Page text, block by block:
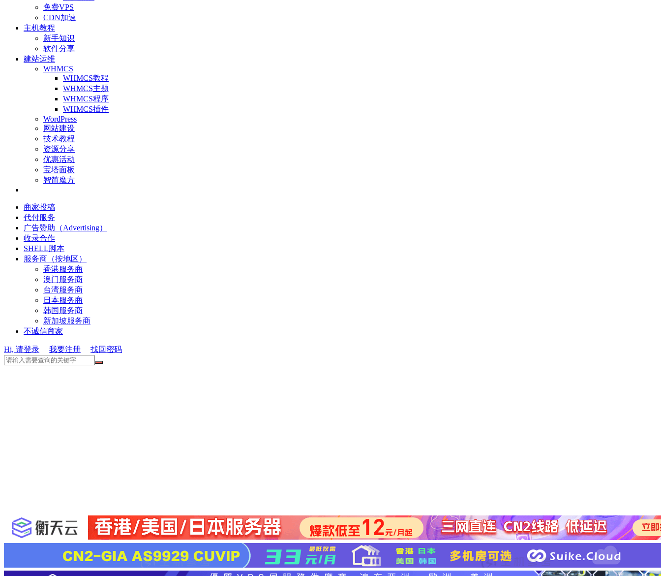
免费VPS
CDN加速
主机教程
新手知识
软件分享
建站运维
WHMCS
WHMCS教程
WHMCS主题
WHMCS程序
WHMCS插件
WordPress
网站建设
技术教程
资源分享
优惠活动
宝塔面板
智简魔方
商家投稿
代付服务
广告赞助（Advertising）
收录合作
SHELL脚本
服务商（按地区）
香港服务商
澳门服务商
台湾服务商
日本服务商
韩国服务商
新加坡服务商
不诚信商家
Hi, 请登录 我要注册 找回密码